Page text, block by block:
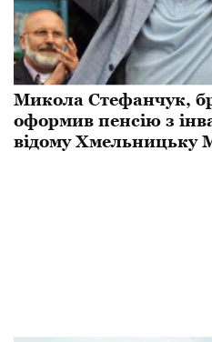
Микола Стефанчук,
оформив пенсію з
відому Хмельницьку